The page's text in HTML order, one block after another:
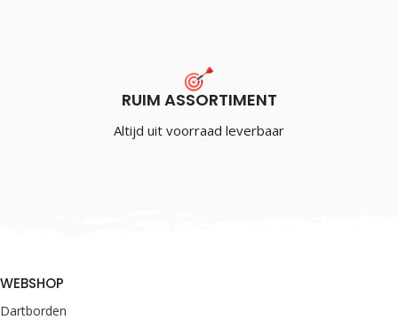
RUIM ASSORTIMENT
Altijd uit voorraad leverbaar
WEBSHOP
Dartborden